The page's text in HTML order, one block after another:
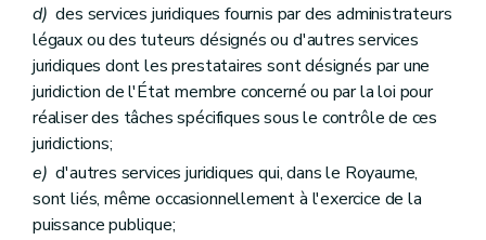
d) des services juridiques fournis par des administrateurs
légaux ou des tuteurs désignés ou d'autres services
juridiques dont les prestataires sont désignés par une
juridiction de l'État membre concerné ou par la loi pour
réaliser des tâches spécifiques sous le contrôle de ces
juridictions;
e) d'autres services juridiques qui, dans le Royaume,
sont liés, même occasionnellement à l'exercice de la
puissance publique;